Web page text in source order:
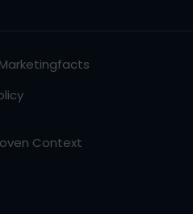
Context